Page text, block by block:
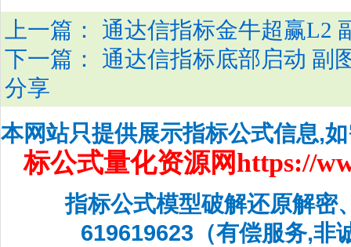
上一篇： 通达信指标金牛超赢L2
下一篇： 通达信指标底部启动 副
分享
本网站只提供展示指标公式信息,
标公式量化资源网https://
指标公式模型破解还原解密
619619623（有偿服务,非